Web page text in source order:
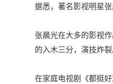
据悉，著名影视明星
张晨光在大多的影视
的入木三分，演技炸裂
在家庭电视剧《都挺